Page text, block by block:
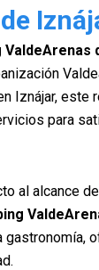
Iznájar, este
para
al alcance
gastronomía,